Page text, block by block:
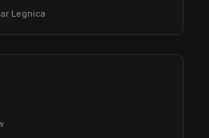
Legnica